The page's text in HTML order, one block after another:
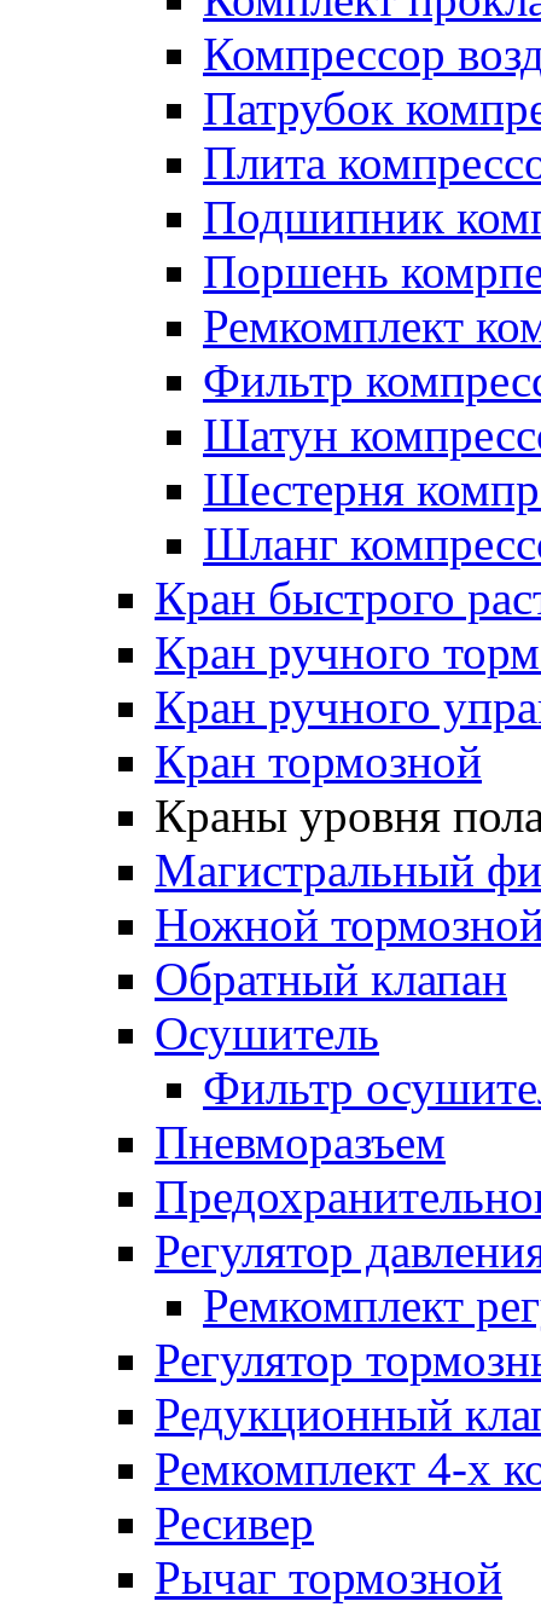
Компрессор
Патрубок
Плита
Подшипник
Поршень
Ремкомплект
Фильтр
Шатун
Шестерня
Шланг
Кран быстрого
Кран ручного
Кран ручного
Кран тормозной
Краны уровня
Магистральный
Ножной
Обратный клапан
Осушитель
Фильтр
Пневморазъем
Регулятор
Ремкомплект
Регулятор
Редукционный
Ремкомплект 4-х
Ресивер
Рычаг тормозной